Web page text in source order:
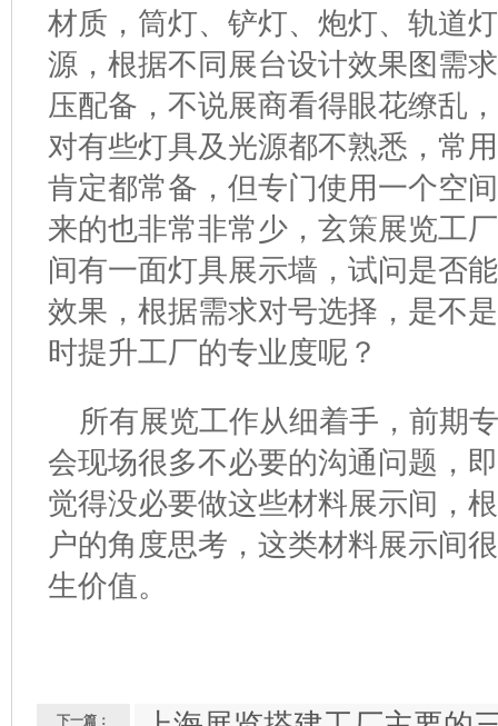
材质，筒灯、铲灯、炮灯、轨道
源，根据不同展台设计效果图需
压配备，不说展商看得眼花缭乱
对有些灯具及光源都不熟悉，常
肯定都常备，但专门使用一个空
来的也非常非常少，玄策展览工
间有一面灯具展示墙，试问是否
效果，根据需求对号选择，是不
时提升工厂的专业度呢？
所有展览工作从细着手，前期
会现场很多不必要的沟通问题，
觉得没必要做这些材料展示间，
户的角度思考，这类材料展示间
生价值。
下一篇：